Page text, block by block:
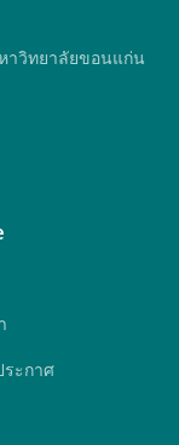
าวิทยาลัยขอนแก่น
ะกาศ